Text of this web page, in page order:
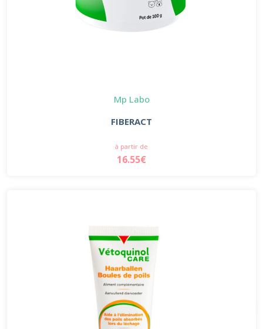
Mp Labo
FIBERACT
à partir de
16.55€